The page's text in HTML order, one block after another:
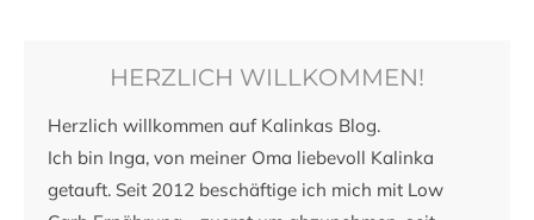
HERZLICH WILLKOMMEN!
Herzlich willkommen auf Kalinkas Blog.
Ich bin Inga, von meiner Oma liebevoll Kalinka
getauft. Seit 2012 beschäftige ich mich mit Low